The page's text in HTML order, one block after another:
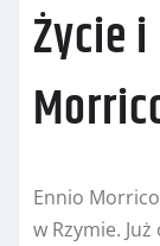
Życie
Ennio
w Rzymie.